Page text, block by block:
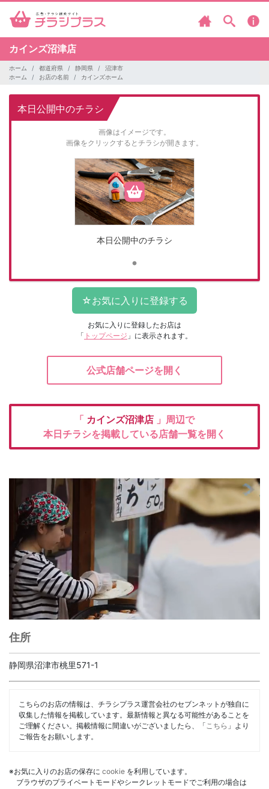
カインズ沼津店
ホーム 都道府県 静岡県
沼津市
ホーム
お店の名前 カインズホーム
本日公開中のチラシ
画像はイメージです。
画像をクリックするとチラシが開きます。
本日公開中のチラシ
お気に入りに登録したお店は
「 トップページ 」に表示されます。
公式店舗ページを開く
「 カインズ沼津店 」周辺で
本日チラシを掲載している店舗一覧を開く
住所
静岡県沼津市桃里571-1
こちらのお店の情報は、チラシプラス運営会社のセブンネットが独自に
収集した情報を掲載しています。最新情報と異なる可能性があることを
ご理解ください。掲載情報に間違いがございましたら、「 こちら 」より
ご報告をお願いします。
※お気に入りのお店の保存に cookie を利用しています。
ブラウザのプライベートモードやシークレットモードでご利用の場合は